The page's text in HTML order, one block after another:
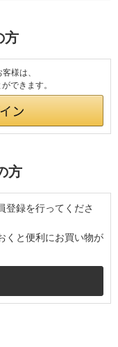
方
様は、
できます。
方
登録を行ってくださ
くと便利にお買い物が